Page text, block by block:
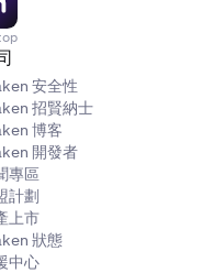
的貸款」。
貸款。您可以在
品要求、即將到來的利
款以獲取更多資訊。
。
取資產的平均價格。
。
安全性
招賢納士
博客
開發者
專區
計劃
上市
狀態
中心